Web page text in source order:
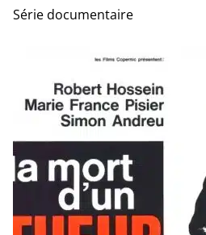
Série documentaire